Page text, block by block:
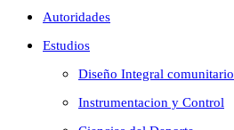
Autoridades
Estudios
Diseño Integral comunitario
Instrumentacion y Control